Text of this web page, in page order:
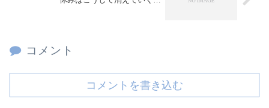
コメント
コメントを書き込む